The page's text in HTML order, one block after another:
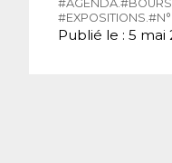
#AGENDA.
#EXPOSITIONS.
Publié le : 5 mai